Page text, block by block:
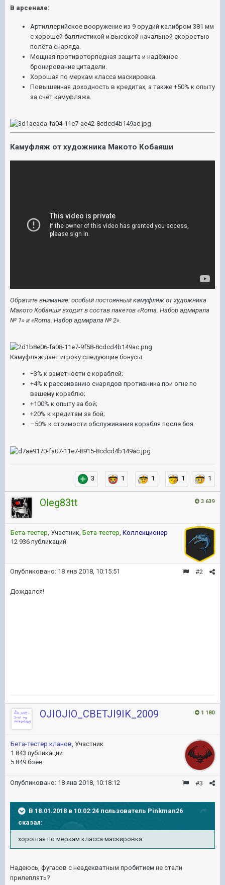
В арсенале:
Артиллерийское вооружение из 9 орудий калибром 381 мм
с хорошей баллистикой и высокой начальной скоростью
полёта снаряда.
Мощная противоторпедная защита и надёжное
бронирование цитадели.
Хорошая по меркам класса маскировка.
Повышенная доходность в кредитах, а также +50% к опыту
за счёт камуфляжа.
Камуфляж от художника Макото Кобаяши
Обратите внимание: особый постоянный камуфляж от художника
Макото Кобаяши входит в состав пакетов «Roma. Набор адмирала
№ 1» и «Roma. Набор адмирала № 2».
Камуфляж даёт игроку следующие бонусы:
−3% к заметности с кораблей;
+4% к рассеиванию снарядов противника при огне по
вашему кораблю;
+100% к опыту за бой;
+20% к кредитам за бой;
–50% к стоимости обслуживания корабля после боя.
3 1 1 1 1
3 639
Oleg83tt
Бета-тестер, Участник, Бета-тестер, Коллекционер
12 936 публикаций
#2
Опубликовано: 18 янв 2018, 10:15:51
Дождался!
1 180
OJIOJIO_CBETJI9IK_2009
Бета-тестер кланов, Участник
1 843 публикации
5 849 боёв
#3
Опубликовано: 18 янв 2018, 10:18:12
В 18.01.2018 в 10:02:24 пользователь Pinkman26
сказал:
хорошая по меркам класса маскировка
Надеюсь, фугасов с неадекватным пробитием не стали
прилеплять?